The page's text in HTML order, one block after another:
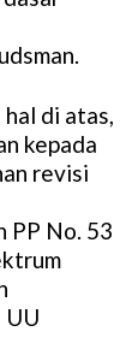
di atas,
kepada
revisi
PP No. 53
UU